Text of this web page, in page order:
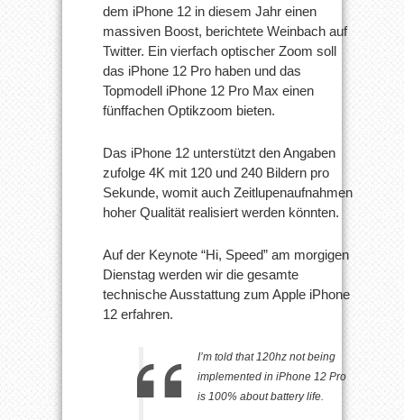
dem iPhone 12 in diesem Jahr einen
massiven Boost, berichtete Weinbach auf
Twitter. Ein vierfach optischer Zoom soll
das iPhone 12 Pro haben und das
Topmodell iPhone 12 Pro Max einen
fünffachen Optikzoom bieten.
Das iPhone 12 unterstützt den Angaben
zufolge 4K mit 120 und 240 Bildern pro
Sekunde, womit auch Zeitlupenaufnahmen
hoher Qualität realisiert werden könnten.
Auf der Keynote “Hi, Speed” am morgigen
Dienstag werden wir die gesamte
technische Ausstattung zum Apple iPhone
12 erfahren.
I’m told that 120hz not being
implemented in iPhone 12 Pro
is 100% about battery life.